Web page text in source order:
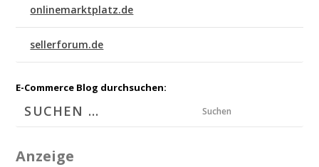
onlinemarktplatz.de
sellerforum.de
E-Commerce Blog durchsuchen:
Suchen
Anzeige